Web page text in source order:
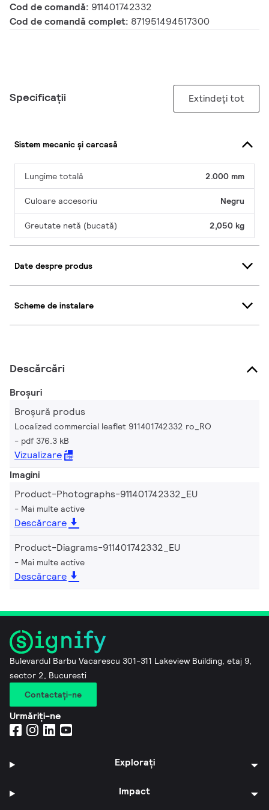
Cod de comandă: 911401742332
Cod de comandă complet: 871951494517300
Specificații Extindeți tot
Sistem mecanic și carcasă
Lungime totală 2.000 mm
Culoare accesoriu Negru
Greutate netă (bucată) 2,050 kg
Date despre produs
Scheme de instalare
Descărcări
Broșuri
Broșură produs
Localized commercial leaflet 911401742332 ro_RO
pdf 376.3 kB
Vizualizare
Imagini
Product-Photographs-911401742332_EU
Mai multe active
Descărcare
Product-Diagrams-911401742332_EU
Mai multe active
Descărcare
Bulevardul Barbu Vacarescu 301-311 Lakeview Building, etaj 9,
sector 2, Bucuresti
Contactaţi-ne
Urmăriți-ne
Explorați
Impact